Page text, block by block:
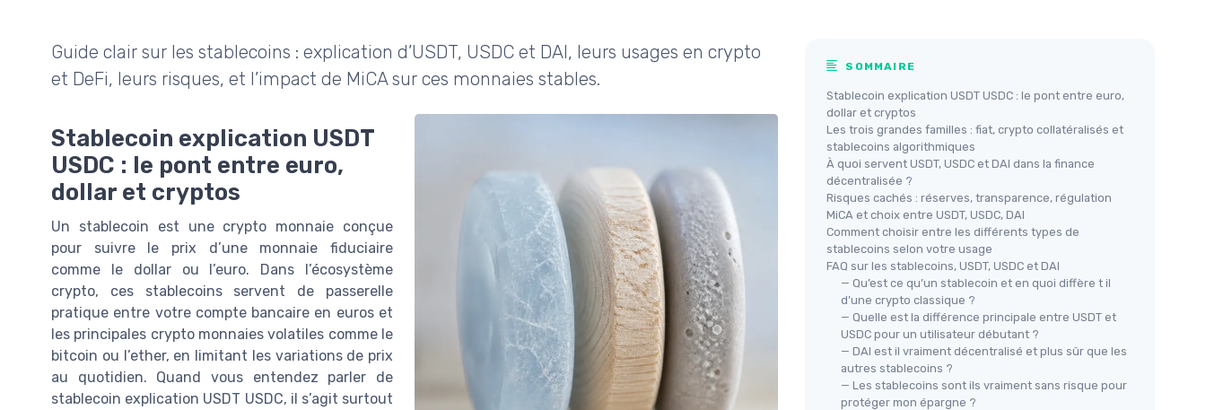
Guide clair sur les stablecoins : explication d’USDT, USDC et DAI, leurs usages en crypto
et DeFi, leurs risques, et l’impact de MiCA sur ces monnaies stables.
Stablecoin explication USDT
USDC : le pont entre euro,
dollar et cryptos
Un stablecoin est une crypto monnaie conçue
pour suivre le prix d’une monnaie fiduciaire
comme le dollar ou l’euro. Dans l’écosystème
crypto, ces stablecoins servent de passerelle
pratique entre votre compte bancaire en euros et
les principales crypto monnaies volatiles comme le
bitcoin ou l’ether, en limitant les variations de prix
au quotidien. Quand vous entendez parler de
stablecoin explication USDT USDC, il s’agit surtout
SOMMAIRE
Stablecoin explication USDT USDC : le pont entre euro,
dollar et cryptos
Les trois grandes familles : fiat, crypto collatéralisés et
stablecoins algorithmiques
À quoi servent USDT, USDC et DAI dans la finance
décentralisée ?
Risques cachés : réserves, transparence, régulation
MiCA et choix entre USDT, USDC, DAI
Comment choisir entre les différents types de
stablecoins selon votre usage
FAQ sur les stablecoins, USDT, USDC et DAI
— Qu’est ce qu’un stablecoin et en quoi diffère t il
d’une crypto classique ?
— Quelle est la différence principale entre USDT et
USDC pour un utilisateur débutant ?
— DAI est il vraiment décentralisé et plus sûr que les
autres stablecoins ?
— Les stablecoins sont ils vraiment sans risque pour
protéger mon épargne ?